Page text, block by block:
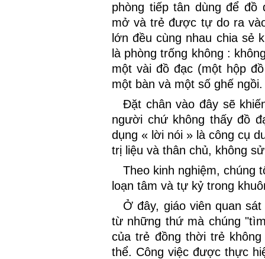
phòng tiếp tân dùng để đồ
mở và trẻ được tự do ra
lớn đều cùng nhau chia sẻ
là phòng trống không :
một vài đồ đạc (một hộp
một bàn và một số ghế ngồi.
Đặt chân vào đây sẽ
người chứ không thấy đồ
dụng « lời nói » là công cụ
trị liệu và thân chủ, không
Theo kinh nghiệm, chúng
loạn tâm và tự kỷ trong
Ở đây, giáo viên quan
từ những thứ mà chúng
của trẻ đồng thời trẻ
thể. Công việc được thực